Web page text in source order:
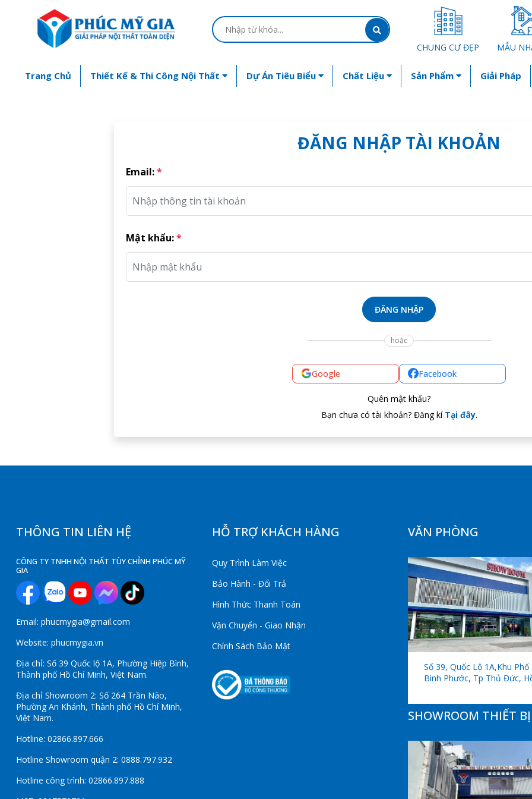
CHUNG CƯ ĐẸP MẪU
Trang Chủ Thiết Kế & Thi Công Nội Thất Dự Án Tiêu Biểu Chất Liệu Sản Phẩm Giải Pháp
ĐĂNG NHẬP TÀI KHOẢN
Email:*
Mật khẩu:*
ĐĂNG NHẬP
hoặc
Google Facebook
Quên mật khẩu?
Bạn chưa có tài khoản? Đăng kí Tại đây.
THÔNG TIN LIÊN HỆ
CÔNG TY TNHH NỘI THẤT TÙY CHỈNH PHÚC MỸ
GIA
Email: phucmygia@gmail.com
Website: phucmygia.vn
Địa chỉ: Số 39 Quốc lộ 1A, Phường Hiệp Bình,
Thành phố Hồ Chí Minh, Việt Nam.
Địa chỉ Showroom 2: Số 264 Trần Não,
Phường An Khánh, Thành phố Hồ Chí Minh,
Việt Nam.
Hotline: 02866.897.666
Hotline Showroom quận 2: 0888.797.932
Hotline công trình: 02866.897.888
HỖ TRỢ KHÁCH HÀNG
Quy Trình Làm Việc
Bảo Hành - Đổi Trả
Hình Thức Thanh Toán
Vận Chuyển - Giao Nhận
Chính Sách Bảo Mật
VĂN PHÒNG
Số 39, Quốc Lộ 1A,khu Phố
Bình Phước, Tp Thủ Đức,
SHOWROOM THIẾT